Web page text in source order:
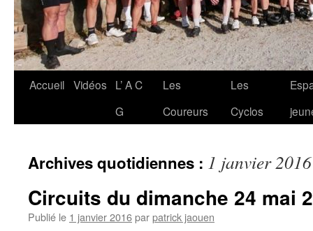
Accueil Vidéos
L’ A C
G
Les
Coureurs
Les
Cyclos
Archives quotidiennes : 1 janvier 2016
Circuits du dimanche 24 mai
Publié le 1 janvier 2016parpatrick jaouen